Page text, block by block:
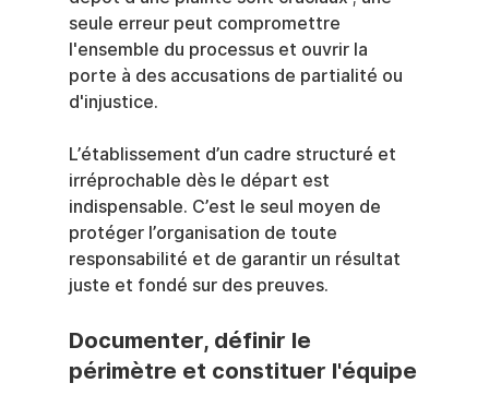
seule erreur peut compromettre
l'ensemble du processus et ouvrir la
porte à des accusations de partialité ou
d'injustice.
L’établissement d’un cadre structuré et
irréprochable dès le départ est
indispensable. C’est le seul moyen de
protéger l’organisation de toute
responsabilité et de garantir un résultat
juste et fondé sur des preuves.
Documenter, définir le
périmètre et constituer l'équipe